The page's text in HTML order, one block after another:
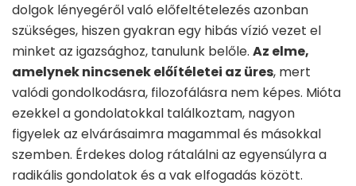
dolgok lényegéről való előfeltételezés azonban
szükséges, hiszen gyakran egy hibás vízió vezet el
minket az igazsághoz, tanulunk belőle. Az elme,
amelynek nincsenek előítéletei az üres, mert
valódi gondolkodásra, filozofálásra nem képes. Mióta
ezekkel a gondolatokkal találkoztam, nagyon
figyelek az elvárásaimra magammal és másokkal
szemben. Érdekes dolog rátalálni az egyensúlyra a
radikális gondolatok és a vak elfogadás között.